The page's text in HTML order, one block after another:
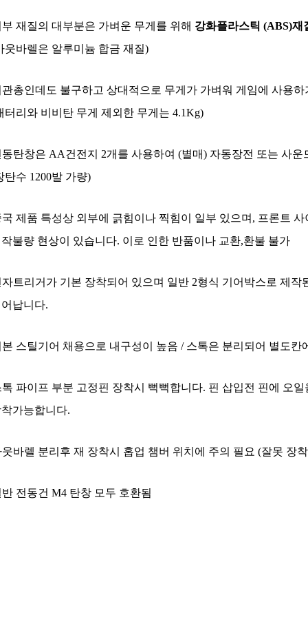
부 재질의 대부분은 가벼운 무게를 위해 강화플라스틱 (ABS)재
웃바렐은 알루미늄 합금 재질)
관총인데도 불구하고 상대적으로 무게가 가벼워 게임에 사용
터리와 비비탄 무게 제외한 무게는 4.1Kg)
동탄창은 AA건전지 2개를 사용하여 (별매) 자동장전 또는 사운
탄수 1200발 가량)
국 제품 특성상 외부에 긁힘이나 찍힘이 일부 있으며, 프론트
불량 현상이 있습니다. 이로 인한 반품이나 교환,환불 불가
자트리거가 기본 장착되어 있으며 일반 2형식 기어박스로 제
납니다.
본 스틸기어 채용으로 내구성이 높음 / 스톡은 분리되어 별도칸
톡 파이프 부분 고정핀 장착시 뻑뻑합니다. 핀 삽입전 핀에 오
가능합니다.
웃바렐 분리후 재 장착시 홉업 챔버 위치에 주의 필요 (잘못 장
반 전동건 M4 탄창 모두 호환됨